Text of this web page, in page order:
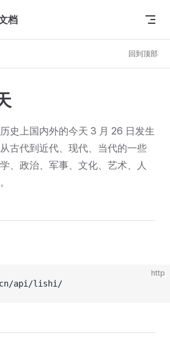
档
回到顶部
史上国内外的今天 3 月 26 日发生
古代到近代、现代、当代的一些
、政治、军事、文化、艺术、人
http
api/lishi/